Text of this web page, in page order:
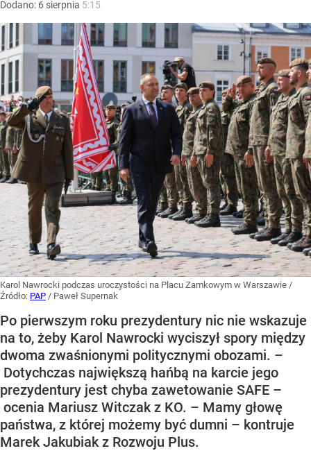
Dodano: 6 sierpnia 5:15
Karol Nawrocki podczas uroczystości na Placu Zamkowym w Warszawie /
Źródło: PAP / Paweł Supernak
Po pierwszym roku prezydentury nic nie wskazuje
na to, żeby Karol Nawrocki wyciszył spory między
dwoma zwaśnionymi politycznymi obozami. –
Dotychczas największą hańbą na karcie jego
prezydentury jest chyba zawetowanie SAFE –
ocenia Mariusz Witczak z KO. – Mamy głowę
państwa, z której możemy być dumni – kontruje
Marek Jakubiak z Rozwoju Plus.